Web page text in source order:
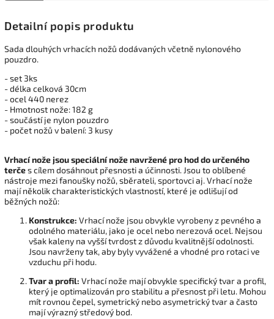
Detailní popis produktu
Sada dlouhých vrhacích nožů dodávaných včetně nylonového
pouzdro.
- set 3ks
- délka celková 30cm
- ocel 440 nerez
- Hmotnost nože: 182 g
- součástí je nylon pouzdro
- počet nožů v balení: 3 kusy
Vrhací nože jsou speciální nože navržené pro hod do určeného
terčes cílem dosáhnout přesnosti a účinnosti. Jsou to oblíbené
nástroje mezi fanoušky nožů, sběrateli, sportovci aj. Vrhací nože
mají několik charakteristických vlastností, které je odlišují od
běžných nožů:
Konstrukce: Vrhací nože jsou obvykle vyrobeny z pevného a
odolného materiálu, jako je ocel nebo nerezová ocel. Nejsou
však kaleny na vyšší tvrdost z důvodu kvalitnější odolnosti.
Jsou navrženy tak, aby byly vyvážené a vhodné pro rotaci ve
vzduchu při hodu.
Tvar a profil: Vrhací nože mají obvykle specifický tvar a profil,
který je optimalizován pro stabilitu a přesnost při letu. Mohou
mít rovnou čepel, symetrický nebo asymetrický tvar a často
mají výrazný středový bod.